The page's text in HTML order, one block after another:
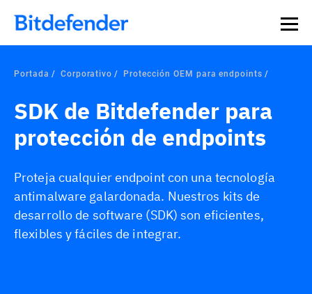
Portada Corporativo Protección OEM para endpoints
SDK de Bitdefender para
protección de endpoints
Proteja cualquier endpoint con una tecnología
antimalware galardonada. Nuestros kits de
desarrollo de software (SDK) son eficientes,
flexibles y fáciles de integrar.